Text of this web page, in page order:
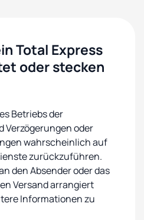
Total Express
oder stecken
Betriebs der
Verzögerungen oder
wahrscheinlich auf
zurückzuführen.
den Absender oder das
Versand arrangiert
Informationen zu